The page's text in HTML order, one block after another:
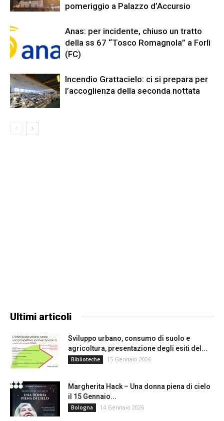
pomeriggio a Palazzo d’Accursio
Anas: per incidente, chiuso un tratto
della ss 67 “Tosco Romagnola” a Forlì
(FC)
Incendio Grattacielo: ci si prepara per
l’accoglienza della seconda nottata
Ultimi articoli
Sviluppo urbano, consumo di suolo e
agricoltura, presentazione degli esiti del...
Biblioteche 15 Gennaio 2026
Margherita Hack – Una donna piena di cielo
il 15 Gennaio...
Bologna 14 Gennaio 2026